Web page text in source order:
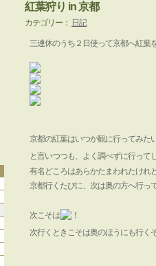
紅葉狩り in 京都
カテゴリー： 日記
三連休のうち２日使って京都へ紅葉
京都の紅葉はいつか観に行ってみた
と言いつつも、よく調べずに行って
有名どころはあらかたまわれたけれ
京都行くたびに、次は奥の方へ行っ
次こそは
次行くときこそは奥のほうにも行く